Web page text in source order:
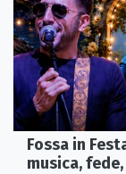
Fossa in
musica,